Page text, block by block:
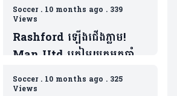
Soccer. 10 months ago . 339
Views
Rashford ឡើងជើងភ្លាម!
Man Utd ត្រៀមយកអ្នកចាំទី
ដ៏ឆ្នើមម្នាក់របស់ Barca ជា
ថ្នូរទិញលក់ផ្ដាច់កុងត្រា
Soccer. 10 months ago . 325
Views